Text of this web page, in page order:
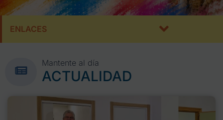
ENLACES
Mantente al día
ACTUALIDAD